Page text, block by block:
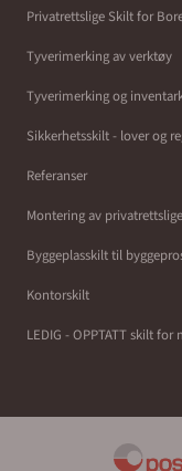
Privatrettslige Skilt for
Tyverimerking av verktøy
Tyverimerking og
Sikkerhetsskilt - lover og
Referanser
Montering av
Byggeplasskilt til
Kontorskilt
LEDIG - OPPTATT skilt for